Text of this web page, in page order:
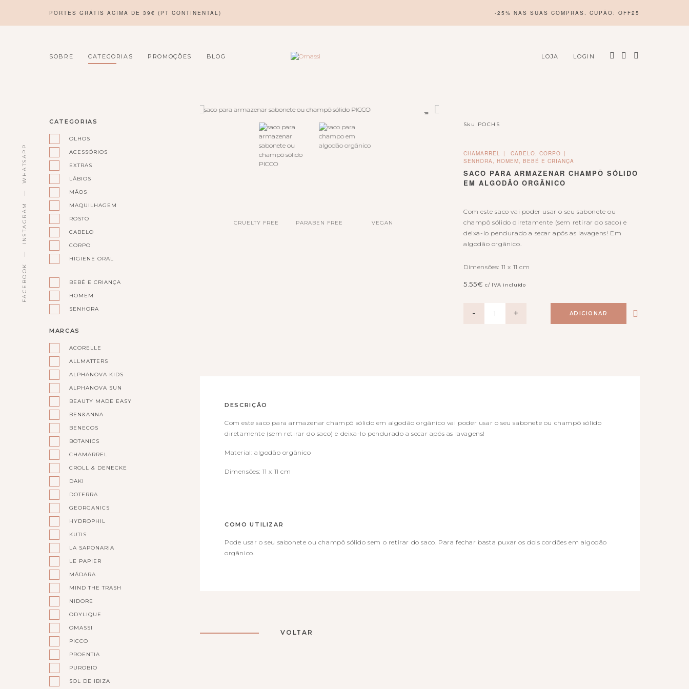
PORTES GRÁTIS ACIMA DE 39€ (PT CONTINENTAL) -25% NAS SUAS COMPRAS. CUPÃO: OFF25
SOBRE CATEGORIAS PROMOÇÕES BLOG LOJA LOGIN
FACEBOOK
INSTAGRAM
WHATSAPP
CATEGORIAS
OLHOS
ACESSÓRIOS
EXTRAS
LÁBIOS
MÃOS
MAQUILHAGEM
ROSTO
CABELO
CORPO
HIGIENE ORAL
BEBÉ E CRIANÇA
HOMEM
SENHORA
MARCAS
ACORELLE
ALLMATTERS
ALPHANOVA KIDS
ALPHANOVA SUN
BEAUTY MADE EASY
BEN&ANNA
BENECOS
BOTANICS
CHAMARREL
CROLL & DENECKE
DAKI
DOTERRA
GEORGANICS
HYDROPHIL
KUTIS
LA SAPONARIA
LE PAPIER
MÁDARA
MIND THE TRASH
NIDORE
ODYLIQUE
OMASSI
PICCO
PROENTIA
PUROBIO
SOL DE IBIZA
CRUELTY FREE PARABEN FREE VEGAN
Sku POCHS
CHAMARREL
CABELO, CORPO
SENHORA, HOMEM, BEBÉ E CRIANÇA
SACO PARA ARMAZENAR CHAMPÔ SÓLIDO
EM ALGODÃO ORGÂNICO
Com este saco vai poder usar o seu sabonete ou
champô sólido diretamente (sem retirar do saco) e
deixa-lo pendurado a secar após as lavagens! Em
algodão orgânico.
Dimensões: 11 x 11 cm
5.55€ c/ IVA incluído
- + ADICIONAR
DESCRIÇÃO
Com este saco para armazenar champô sólido em algodão orgânico vai poder usar o seu sabonete ou champô sólido
diretamente (sem retirar do saco) e deixa-lo pendurado a secar após as lavagens!
Material: algodão orgânico
Dimensões: 11 x 11 cm
COMO UTILIZAR
Pode usar o seu sabonete ou champô sólido sem o retirar do saco. Para fechar basta puxar os dois cordões em algodão
orgânico.
VOLTAR